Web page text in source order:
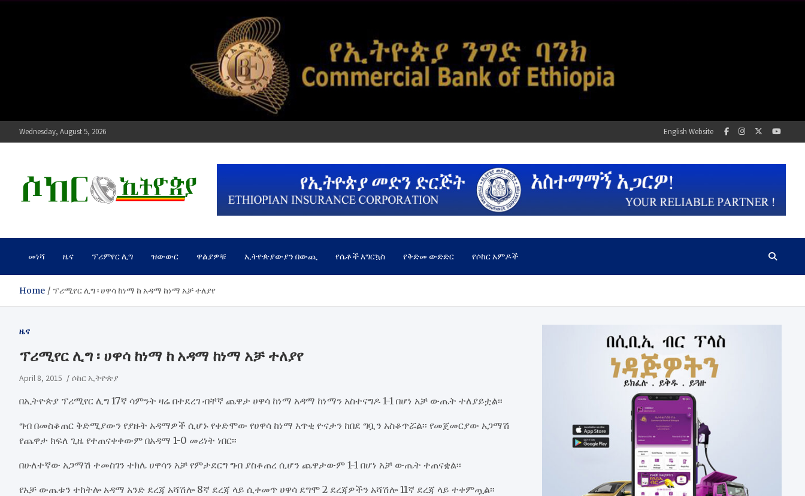
Wednesday, August 5, 2026 English Website
ሶከር ኢትዮጵያ
መነሻ ዜና ፕሪምየር ሊግ ዝውውር ዋልያዎቹ ኢትዮጵያውያን በውጪ የሴቶች እግርኳስ የቅድመ ውድድር የሶከር አምዶች
Home ፕሪሚየር ሊግ ፡ ሀዋሳ ከነማ ከ አዳማ ከነማ አቻ ተለያየ
ዜና
ፕሪሚየር ሊግ ፡ ሀዋሳ ከነማ ከ አዳማ ከነማ አቻ ተለያየ
April 8, 2015 ሶከር ኢትዮጵያ
በኢትዮጵያ ፕሪሚየር ሊግ 17ኛ ሳምንት ዛሬ በተደረገ ብቸኛ ጨዋታ ሀዋሳ ከነማ አዳማ ከነማን አስተናግዶ 1-1 በሆነ አቻ ውጤት ተለያይቷል፡፡
ግብ በመስቆጠር ቅድሚያውን የያዙት አዳማዎች ሲሆኑ የቀድሞው የሀዋሳ ከነማ አጥቂ ዮናታን ከበደ ግቧን አስቆጥሯል፡፡ የመጀመርያው አጋማሽ
የጨዋታ ክፍለ ጊዜ የተጠናቀቀውም በአዳማ 1-0 መሪነት ነበር፡፡
በሁለተኛው አጋማሽ ተመስገን ተክሌ ሀዋሳን አቻ የምታደርግ ግብ ያስቆጠረ ሲሆን ጨዋታውም 1-1 በሆነ አቻ ውጤት ተጠናቋል፡፡
የአቻ ውጤቱን ተከትሎ አዳማ አንድ ደረጃ አሻሽሎ 8ኛ ደረጃ ላይ ሲቀመጥ ሀዋሳ ደግሞ 2 ደረጃዎችን አሻሽሎ 11ኛ ደረጃ ላይ ተቀምጧል፡፡